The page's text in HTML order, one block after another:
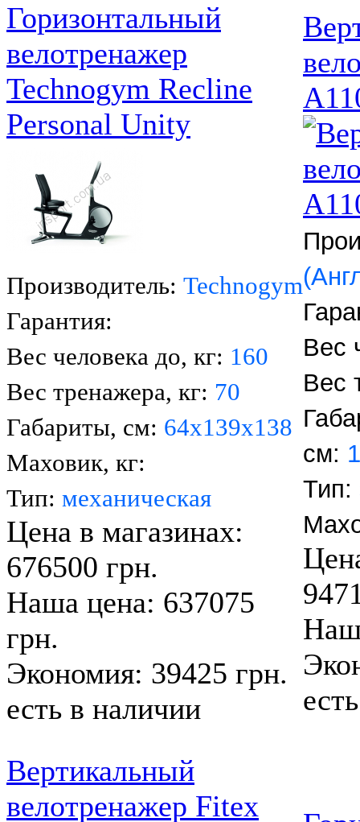
Горизонтальный
велотренажер
Technogym Recline
Personal Unity
Производитель: Technogym
Гарантия:
Вес человека до, кг: 160
Вес тренажера, кг: 70
Габариты, см: 64x139х138
Маховик, кг:
Тип: механическая
Цена в магазинах:
676500 грн.
Наша цена: 637075
грн.
Экономия: 39425 грн.
есть в наличии
Вес
Вес
см:
Тип:
Вертикальный
велотренажер Fitex